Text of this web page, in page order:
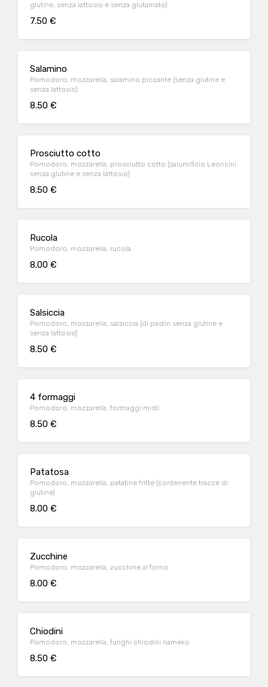
glutine, senza lattosio e senza glutamato)
7.50 €
Salamino
Pomodoro, mozzarella, salamino piccante (senza glutine e
senza lattosio)
8.50 €
Prosciutto cotto
Pomodoro, mozzarella, prosciutto cotto (salumificio Leoncini
senza glutine e senza lattosio)
8.50 €
Rucola
Pomodoro, mozzarella, rucola
8.00 €
Salsiccia
Pomodoro, mozzarella, salsiccia (di pastin senza glutine e
senza lattosio)
8.50 €
4 formaggi
Pomodoro, mozzarella, formaggi misti
8.50 €
Patatosa
Pomodoro, mozzarella, patatine fritte (contenente tracce di
glutine)
8.00 €
Zucchine
Pomodoro, mozzarella, zucchine al forno
8.00 €
Chiodini
Pomodoro, mozzarella, funghi chiodini nameko
8.50 €